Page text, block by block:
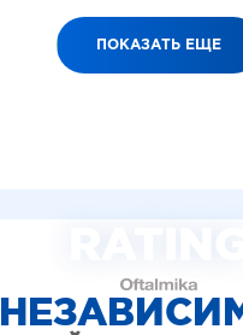
ПОКАЗАТЬ ЕЩЕ